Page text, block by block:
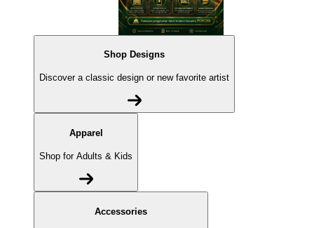
Shop Designs
Discover a classic design or new favorite artist
Apparel
Shop for Adults & Kids
Accessories